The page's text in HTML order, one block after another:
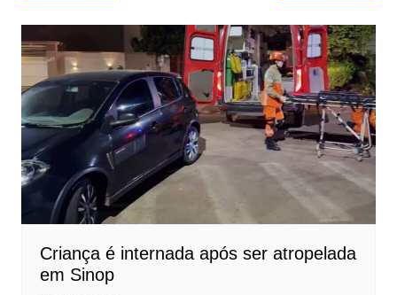
Post
Criança é internada após ser atropelada
em Sinop